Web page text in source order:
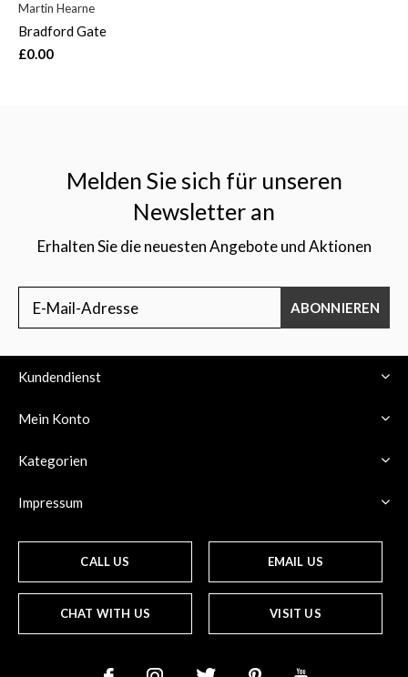
Martin Hearne
Bradford Gate
£0.00
Melden Sie sich für unseren
Newsletter an
Erhalten Sie die neuesten Angebote und Aktionen
ABONNIEREN
Kundendienst
Mein Konto
Kategorien
Impressum
CALL US EMAIL US
CHAT WITH US VISIT US